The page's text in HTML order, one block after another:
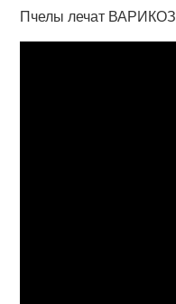
Пчелы лечат ВАРИКОЗ